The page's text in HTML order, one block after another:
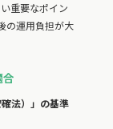
重要なポイン
の運用負担が大
法）」の基準